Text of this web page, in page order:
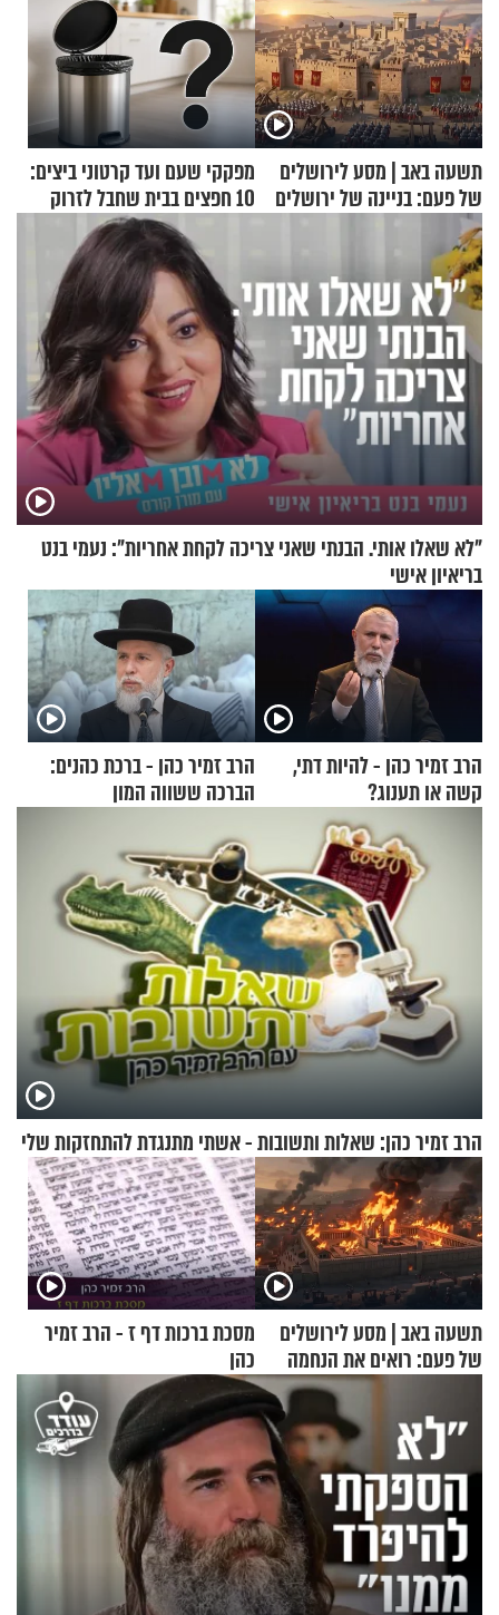
תשעה באב | מסע לירושלים
של פעם: בניינה של ירושלים
מפקקי שעם ועד קרטוני ביצים:
10 חפצים בבית שחבל לזרוק
"לא שאלו אותי. הבנתי שאני צריכה לקחת אחריות": נעמי בנט
בריאיון אישי
הרב זמיר כהן - להיות דתי,
קשה או תענוג?
הרב זמיר כהן - ברכת כהנים:
הברכה ששווה המון
הרב זמיר כהן: שאלות ותשובות - אשתי מתנגדת להתחזקות שלי
תשעה באב | מסע לירושלים
של פעם: רואים את הנחמה
מסכת ברכות דף ז - הרב זמיר
כהן